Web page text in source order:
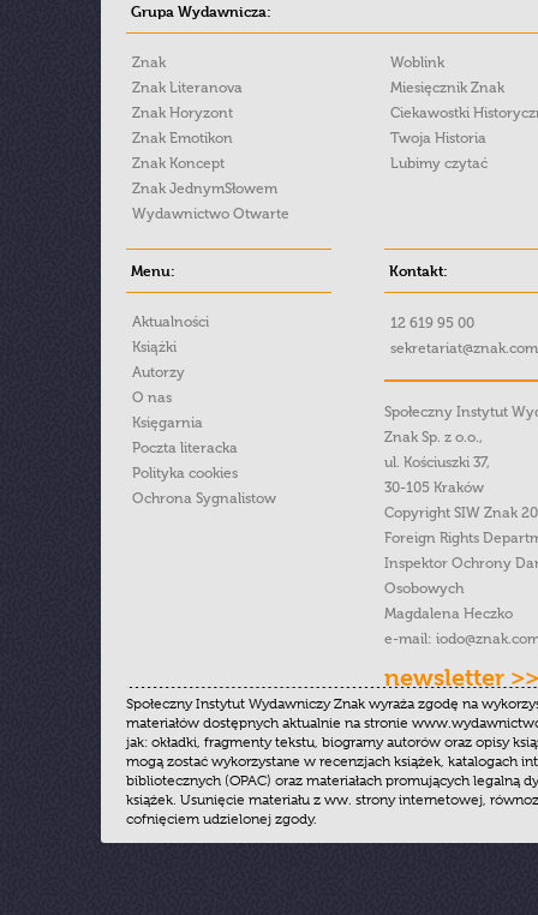
Grupa Wydawnicza:
Znak
Znak Literanova
Znak Horyzont
Znak Emotikon
Znak Koncept
Znak JednymSłowem
Wydawnictwo Otwarte
Woblink
Miesięcznik Znak
Ciekawostki
Twoja Historia
Lubimy czytać
Menu:
Aktualności
Książki
Autorzy
O nas
Księgarnia
Poczta literacka
Polityka cookies
Ochrona Sygnalistow
Kontakt:
12 619 95 00
Społeczny Instytut
Znak Sp. z o.o.,
ul. Kościuszki 37,
30-105 Kraków
Copyright SIW Znak
Foreign Rights
Inspektor Ochrony
Osobowych
Magdalena Heczko
e-mail:
newsletter >>
Społeczny Instytut Wydawniczy Znak wyraża zgodę na
materiałów dostępnych aktualnie na stronie
jak: okładki, fragmenty tekstu, biogramy autorów oraz opisy
mogą zostać wykorzystane w recenzjach książek, katalogach
bibliotecznych (OPAC) oraz materiałach promujących legalną
książek. Usunięcie materiału z ww. strony internetowej,
cofnięciem udzielonej zgody.